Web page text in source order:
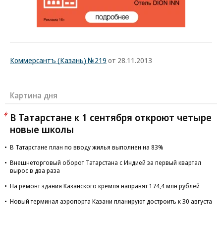
Коммерсантъ (Казань) №219 от 28.11.2013
Картина дня
В Татарстане к 1 сентября откроют четыре
новые школы
В Татарстане план по вводу жилья выполнен на 83%
Внешнеторговый оборот Татарстана с Индией за первый квартал
вырос в два раза
На ремонт здания Казанского кремля направят 174,4 млн рублей
Новый терминал аэропорта Казани планируют достроить к 30 августа